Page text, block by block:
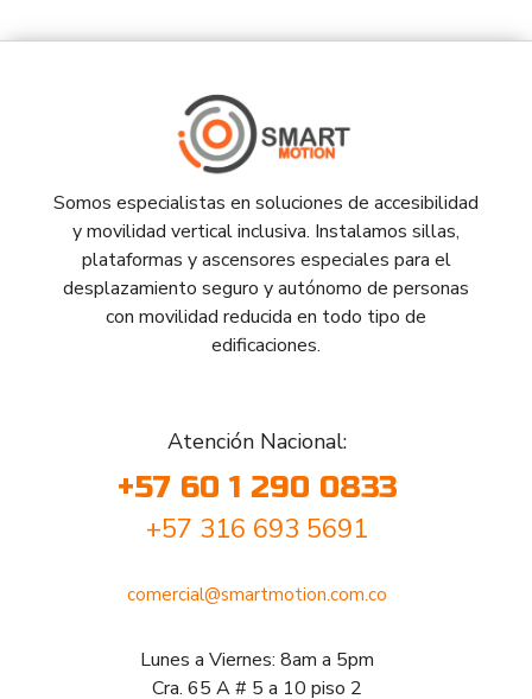
Somos especialistas en soluciones de accesibilidad
y movilidad vertical inclusiva. Instalamos sillas,
plataformas y ascensores especiales para el
desplazamiento seguro y autónomo de personas
con movilidad reducida en todo tipo de
edificaciones.
Atención Nacional:
+57 60 1 290 0833
+57 316 693 5691
comercial@smartmotion.com.co
Lunes a Viernes: 8am a 5pm
Cra. 65 A # 5 a 10 piso 2